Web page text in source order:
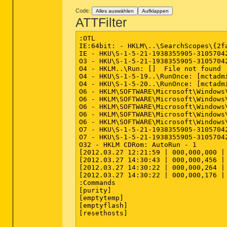
MOD - C:\Program Files
MOD - C:\Program Files
MOD - C:\Program Files
MOD - C:\Program Files
MOD - C:\Program Files
========== Win32 Services (SafeList)
SRV: 64bit: - (AMD External Events
SRV: 64bit: - (hpsrv) --
SRV - (avast! Antivirus) --
SRV - (FLEXnet Licensing Service) --
SRV - (AdobeARMservice) --
SRV - (wlidsvc) --
SRV - (STacSV) --
SRV - (HPDrvMntSvc.exe) --
SRV - (hpCMSrv) -- C:\Program Files
SRV - (IAStorDataMgrSvc) Intel(R)
SRV - (UNS) Intel(R) -- C:\Program
SRV - (LMS) Intel(R) -- C:\Program
SRV - (HPWMISVC) -- C:\Program
SRV - (HPClientSvc) --
SRV - (wlcrasvc) --
SRV -
SRV -
SRV - (AESTFilters) --
Code: Alles auswählen Aufklappen
ATTFilter
:OTL
IE:64bit: -
IE - HKU\S-1-5-21-1938355905-
O3 - HKU\S-1-5-21-1938355905-
O4 - HKLM..\Run: []  File not found
O4 - HKU\S-1-5-19..\RunOnce:
O4 - HKU\S-1-5-20..\RunOnce:
O6 -
O6 -
O6 -
O6 -
O6 -
O7 - HKU\S-1-5-21-1938355905-
O7 - HKU\S-1-5-21-1938355905-
O32 - HKLM CDRom: AutoRun - 1
[2012.03.27 12:21:59 | 000,000,000 |
[2012.03.27 14:30:43 |
[2012.03.27 14:30:22 |
[2012.03.27 14:30:22 |
:Commands
[purity]
[emptytemp]
[emptyflash]
[resethosts]